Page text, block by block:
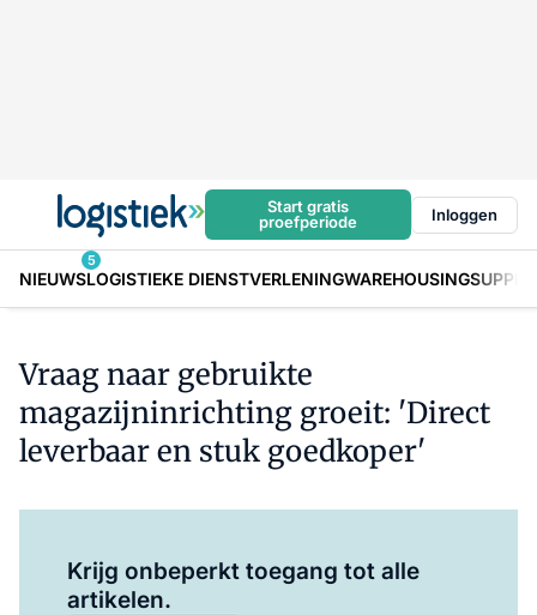
Start gratis
proefperiode
Inloggen
NIEUWS
5
LOGISTIEKE DIENSTVERLENINGWAREHOUSING
Vraag naar gebruikte
magazijninrichting groeit: 'Direct
leverbaar en stuk goedkoper'
Krijg onbeperkt toegang tot alle
artikelen.